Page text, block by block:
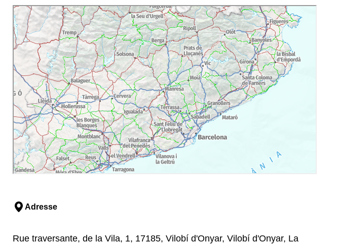
Adresse
Rue traversante, de la Vila, 1, 17185, Vilobí d'Onyar, Vilobí d'Onyar, La